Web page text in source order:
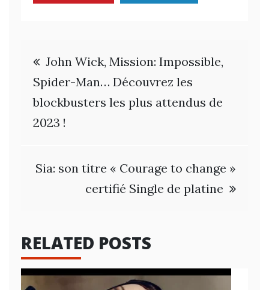
Navigation
de
l’article
John Wick, Mission: Impossible,
Spider-Man… Découvrez les
blockbusters les plus attendus de
2023 !
Sia: son titre « Courage to change »
certifié Single de platine
RELATED POSTS